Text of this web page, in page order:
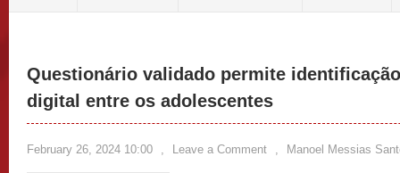
Questionário validado permite
digital entre os adolescentes
February 26, 2024 10:00 , Leave a Comment , Manoel Messias